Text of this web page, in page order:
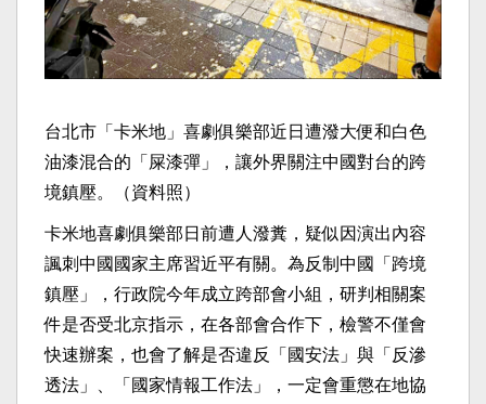
台北市「卡米地」喜劇俱樂部近日遭潑大便和白色
油漆混合的「屎漆彈」，讓外界關注中國對台的跨
境鎮壓。（資料照）
卡米地喜劇俱樂部日前遭人潑糞，疑似因演出內容
諷刺中國國家主席習近平有關。為反制中國「跨境
鎮壓」，行政院今年成立跨部會小組，研判相關案
件是否受北京指示，在各部會合作下，檢警不僅會
快速辦案，也會了解是否違反「國安法」與「反滲
透法」、「國家情報工作法」，一定會重懲在地協